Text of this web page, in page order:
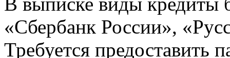
«Сбербанк России»,
Требуется предоставить